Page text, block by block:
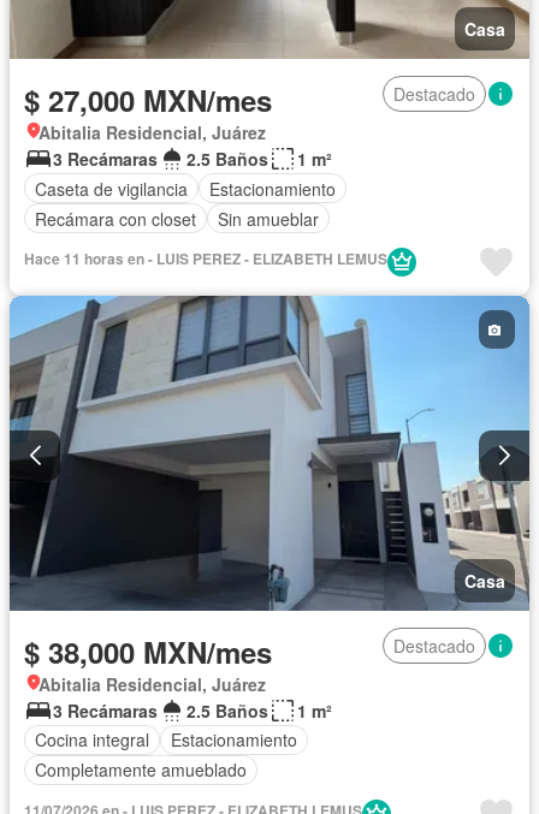
Casa
$ 27,000 MXN/mes
Destacado
Abitalia Residencial, Juárez
3 Recámaras
2.5 Baños
1 m²
Caseta de vigilancia
Estacionamiento
Recámara con closet
Sin amueblar
Hace 11 horas en - LUIS PEREZ - ELIZABETH LEMUS
Casa
$ 38,000 MXN/mes
Destacado
Abitalia Residencial, Juárez
3 Recámaras
2.5 Baños
1 m²
Cocina integral
Estacionamiento
Completamente amueblado